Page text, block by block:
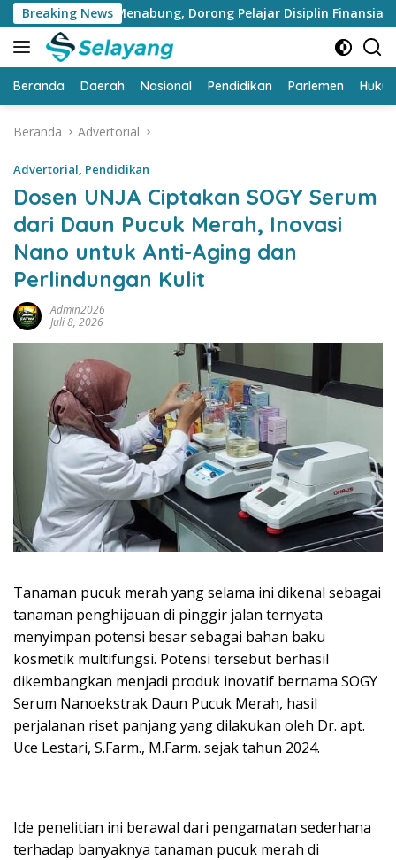
Langsung
ke
konten
Breaking News
Menabung, Dorong Pelajar Disiplin Finansial sejak dini
Beranda Daerah Nasional Pendidikan Parlemen
Beranda Advertorial
Advertorial, Pendidikan
Dosen UNJA Ciptakan SOGY Serum
dari Daun Pucuk Merah, Inovasi
Nano untuk Anti-Aging dan
Perlindungan Kulit
Admin2026
Juli 8, 2026
Tanaman pucuk merah yang selama ini dikenal sebagai
tanaman penghijauan di pinggir jalan ternyata
menyimpan potensi besar sebagai bahan baku
kosmetik multifungsi. Potensi tersebut berhasil
dikembangkan menjadi produk inovatif bernama SOGY
Serum Nanoekstrak Daun Pucuk Merah, hasil
perjalanan riset panjang yang dilakukan oleh Dr. apt.
Uce Lestari, S.Farm., M.Farm. sejak tahun 2024.
Ide penelitian ini berawal dari pengamatan sederhana
terhadap banyaknya tanaman pucuk merah di